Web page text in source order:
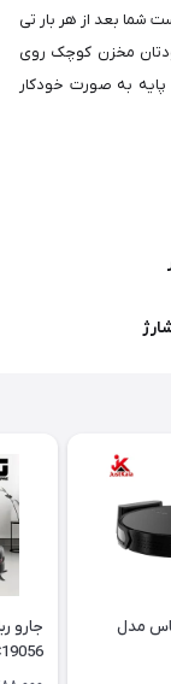
شما بعد از هر بار تی
مخزن کوچک روی
پایه به صورت خودکار
مدل
جارو